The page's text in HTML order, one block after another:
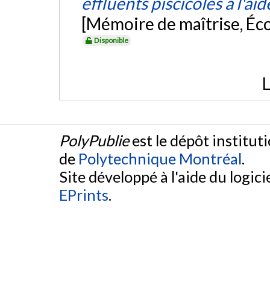
[Mémoire de maîtrise,
Disponible
PolyPublieest le dépôt
de Polytechnique Montréal.
Site développé à l'aide du
EPrints.